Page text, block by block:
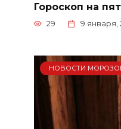
Гороскоп на
29 9 января,
НОВОСТИ